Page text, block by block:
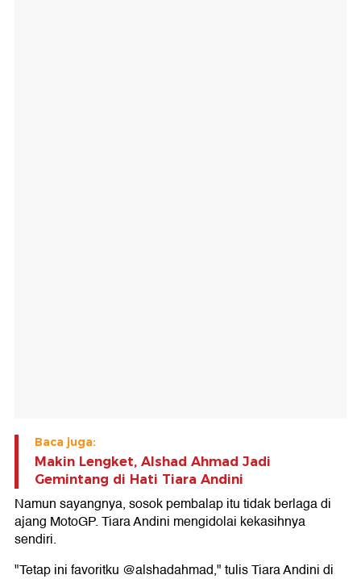
Baca juga:
Makin Lengket, Alshad Ahmad Jadi
Gemintang di Hati Tiara Andini
Namun sayangnya, sosok pembalap itu tidak berlaga di
ajang MotoGP. Tiara Andini mengidolai kekasihnya
sendiri.
"Tetap ini favoritku @alshadahmad," tulis Tiara Andini di